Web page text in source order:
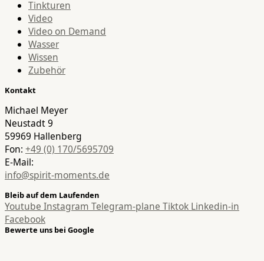
Tinkturen
Video
Video on Demand
Wasser
Wissen
Zubehör
Kontakt
Michael Meyer
Neustadt 9
59969 Hallenberg
Fon: +49 (0) 170/5695709
E-Mail:
info@spirit-moments.de
Bleib auf dem Laufenden
Youtube Instagram Telegram-plane Tiktok Linkedin-in
Facebook
Bewerte uns bei Google